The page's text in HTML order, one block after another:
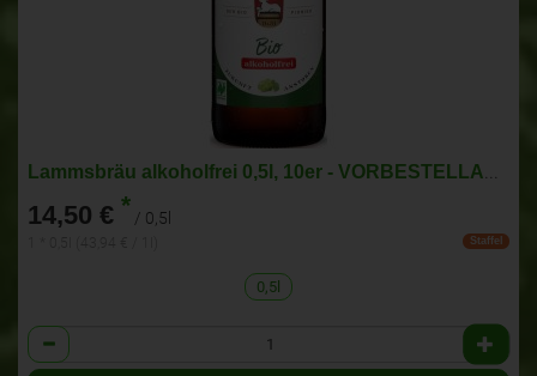
14,50 € * / 0,5l
Staffel
0,5l
Anzahl